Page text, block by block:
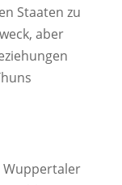
Staaten zu
aber
Wuppertaler